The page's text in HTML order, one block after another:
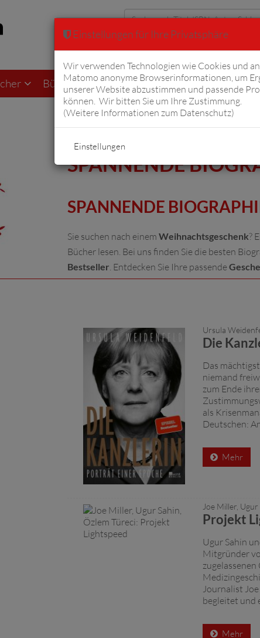
Erweiterte Suche
Bücher von Fiftyfifty Hörbücher
SPANNENDE
SPANNENDE
Sie suchen nach einem Weihnachtsgeschenk?
Bücher lesen. Bei uns finden Sie die besten
Bestseller. Entdecken Sie Ihre passende
Ursula
Die
Das
niemand
zum Ende
als
Deutschen:
Mehr
Joe Miller,
Projekt
Ugur Sahin
Mitgründer
Journalist
begleitet und
Mehr
Einstellungen für Ihre Privatsphäre
Wir verwenden Technologien wie Cookies und
Matomo anonyme Browserinformationen, um
unserer Website abzustimmen und passende
können. Wir bitten Sie um Ihre Zustimmung.
(Weitere Informationen zum Datenschutz)
Einstellungen